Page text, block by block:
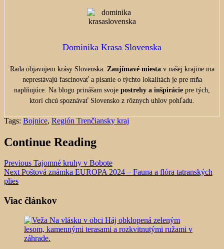
Dominika Krasa Slovenska
Rada objavujem krásy Slovenska. Zaujímavé miestav našej krajine ma
neprestávajú fascinovať a písanie o týchto lokalitách je pre mňa
naplňujúce. Na blogu prinášam svoje postrehy a inšpirácie pre tých,
ktorí chcú spoznávať Slovensko z rôznych uhlov pohľadu.
Tags: Bojnice, Región Trenčiansky kraj
Continue Reading
Previous Tajomné kruhy v Bobote
NextPoštová známka EUROPA 2024 – Fauna a flóra tatranských
plies
Viac článkov